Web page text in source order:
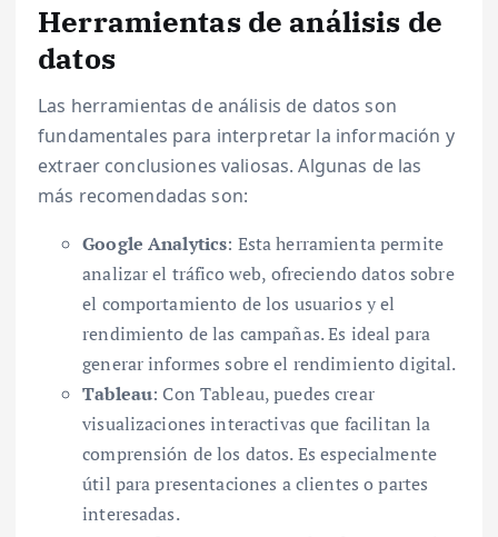
Herramientas de análisis de
datos
Las herramientas de análisis de datos son
fundamentales para interpretar la información y
extraer conclusiones valiosas. Algunas de las
más recomendadas son:
Google Analytics: Esta herramienta permite
analizar el tráfico web, ofreciendo datos sobre
el comportamiento de los usuarios y el
rendimiento de las campañas. Es ideal para
generar informes sobre el rendimiento digital.
Tableau: Con Tableau, puedes crear
visualizaciones interactivas que facilitan la
comprensión de los datos. Es especialmente
útil para presentaciones a clientes o partes
interesadas.